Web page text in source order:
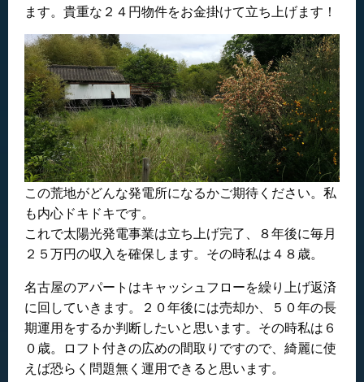
ます。貴重な２４円物件をお金掛けて立ち上げます！
この荒地がどんな発電所になるかご期待ください。私
も内心ドキドキです。
これで太陽光発電事業は立ち上げ完了、８年後に毎月
２５万円の収入を確保します。その時私は４８歳。
名古屋のアパートはキャッシュフローを繰り上げ返済
に回していきます。２０年後には売却か、５０年の長
期運用をするか判断したいと思います。その時私は６
０歳。ロフト付きの広めの間取りですので、綺麗に使
えば恐らく問題無く運用できると思います。